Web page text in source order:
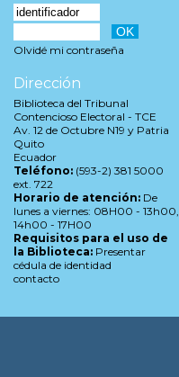
Olvidé mi contraseña
Dirección
Biblioteca del Tribunal
Contencioso Electoral - TCE
Av. 12 de Octubre N19 y Patria
Quito
Ecuador
Teléfono: (593-2) 381 5000
ext. 722
Horario de atención: De
lunes a viernes: 08H00 - 13h00,
14h00 - 17H00
Requisitos para el uso de
la Biblioteca: Presentar
cédula de identidad
contacto